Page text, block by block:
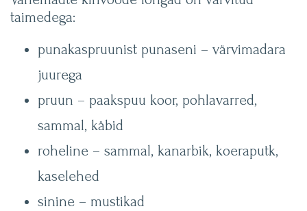
taimedega:
punakaspruunist punaseni – värvimadara
juurega
pruun – paakspuu koor, pohlavarred,
sammal, käbid
roheline – sammal, kanarbik, koeraputk,
kaselehed
sinine – mustikad